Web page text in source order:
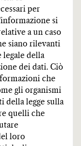
per
si
a un caso
siano rilevanti
legale della
dei dati. Ciò
che
gli organismi
della legge sulla
quelli che
loro